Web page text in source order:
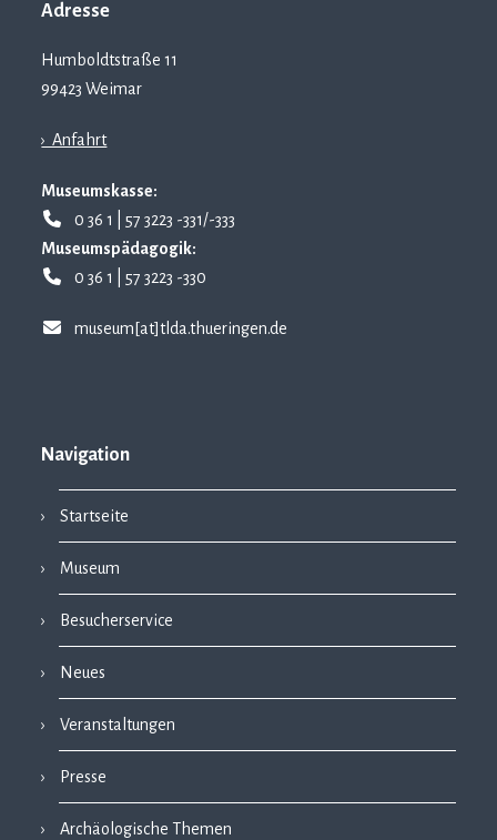
Adresse
Humboldtstraße 11
99423 Weimar
› Anfahrt
Museumskasse:
0 36 1 | 57 3223 -331/-333
Museumspädagogik:
0 36 1 | 57 3223 -330
museum[at]tlda.thueringen.de
Navigation
Startseite
Museum
Besucherservice
Neues
Veranstaltungen
Presse
Archäologische Themen